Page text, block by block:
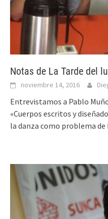
Notas de La Tarde del
noviembre 14, 2016
Entrevistamos a Pablo
«Cuerpos escritos y
la danza como problema de